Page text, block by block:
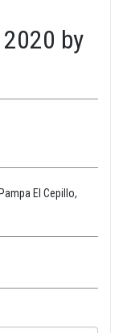
by
El Cepillo,